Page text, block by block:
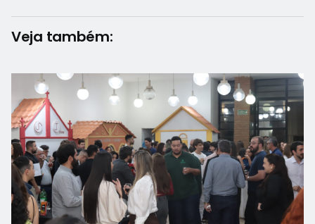
Veja também: